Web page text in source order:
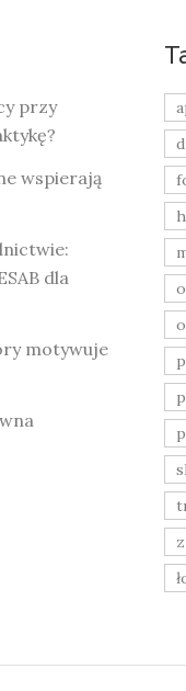
przy
wspierają
dla
motywuje